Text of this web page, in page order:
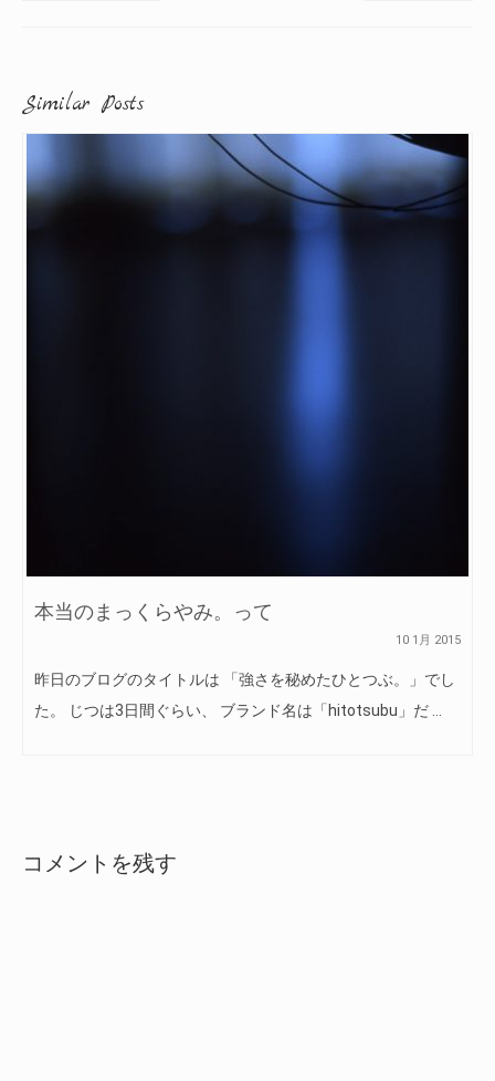
Similar Posts
本当のまっくらやみ。って
10 1月 2015
昨日のブログのタイトルは 「強さを秘めたひとつぶ。」でし
た。 じつは3日間ぐらい、 ブランド名は「hitotsubu」だ …
コメントを残す